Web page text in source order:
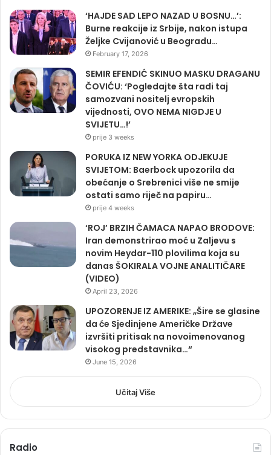
‘HAJDE SAD LEPO NAZAD U BOSNU…’:
Burne reakcije iz Srbije, nakon istupa
Željke Cvijanović u Beogradu…
February 17, 2026
SEMIR EFENDIĆ SKINUO MASKU DRAGANU
ČOVIĆU: ‘Pogledajte šta radi taj
samozvani nositelj evropskih
vijednosti, OVO NEMA NIGDJE U
SVIJETU…!’
prije 3 weeks
PORUKA IZ NEW YORKA ODJEKUJE
SVIJETOM: Baerbock upozorila da
obećanje o Srebrenici više ne smije
ostati samo riječ na papiru…
prije 4 weeks
‘ROJ’ BRZIH ČAMACA NAPAO BRODOVE:
Iran demonstrirao moć u Zaljevu s
novim Heydar-110 plovilima koja su
danas ŠOKIRALA VOJNE ANALITIČARE
(VIDEO)
April 23, 2026
UPOZORENJE IZ AMERIKE: „Šire se glasine
da će Sjedinjene Američke Države
izvršiti pritisak na novoimenovanog
visokog predstavnika…“
June 15, 2026
Učitaj Više
Radio